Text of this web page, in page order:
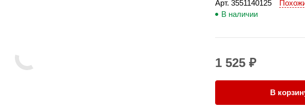
Арт. 3551140125
В наличии
1 525 ₽
В